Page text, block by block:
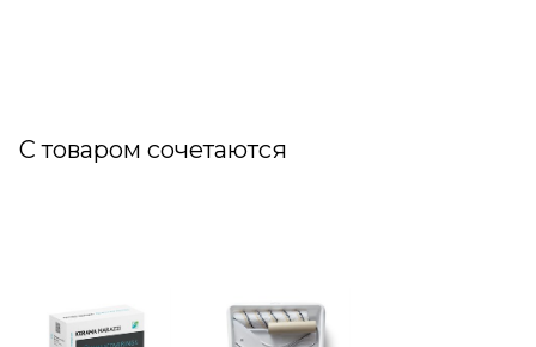
С товаром сочетаются